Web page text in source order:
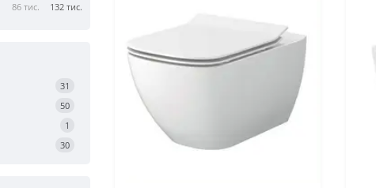
86 тис. 132 тис.
31
50
1
30